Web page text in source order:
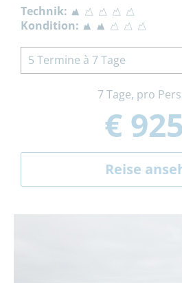
Technik:
Kondition:
5 Termine à 7 Tage
7 Tage, pro
€
Reise